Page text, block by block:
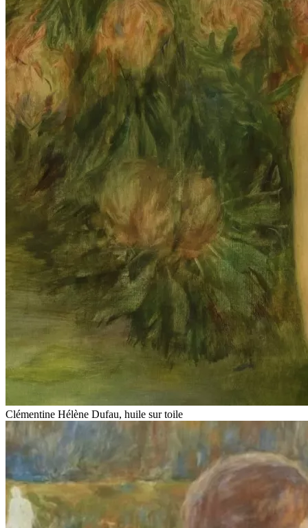
Clémentine Hélène Dufau, huile sur toile